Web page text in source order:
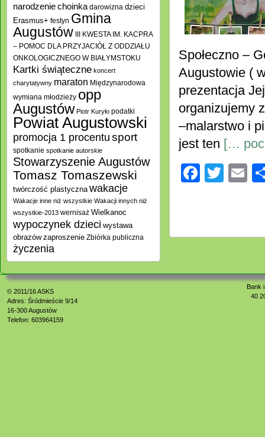
Społeczno –
Augustowie (
prezentacja
organizujemy
–malarstwo i
jest ten […
narodzeniechoinka darowizna dzieci
Erasmus+ festyn Gmina
Augustów III KWESTA IM. KACPRA
– POMOC DLA PRZYJACIÓŁ Z ODDZIAŁU
ONKOLOGICZNEGO W BIAŁYMSTOKU
Kartki świąteczne koncert
charytatywny maraton Międzynarodowa
wymiana młodzieży opp
Augustów Piotr Kuryło podatki
Powiat Augustowski
promocja 1 procentusport
spotkanie spotkanie autorskie
Stowarzyszenie Augustów
Tomasz Tomaszewski
twórczość plastyczna wakacje
Wakacje inne niż wszystkie Wakacji innych niż
wszystkie-2013 wernisaż Wielkanoc
wypoczynek dzieci wystawa
obrazów zaproszenie Zbiórka publiczna
życzenia
© 2011/16ASKS
Adres: Śródmieście 9/14
16-300 Augustów
Telefon: 603964159
Bank
40